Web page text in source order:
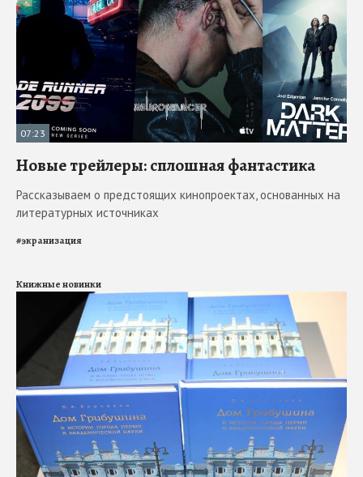
07:23
Новые трейлеры: сплошная фантастика
Рассказываем о предстоящих кинопроектах, основанных на
литературных источниках
#экранизация
Книжные новинки